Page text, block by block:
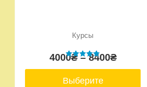
Курсы
Оценка
5.00
4000₴ – 8400₴
Выберите